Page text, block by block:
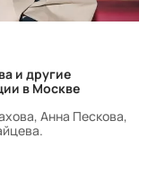
и другие
в Москве
Анна Пескова,